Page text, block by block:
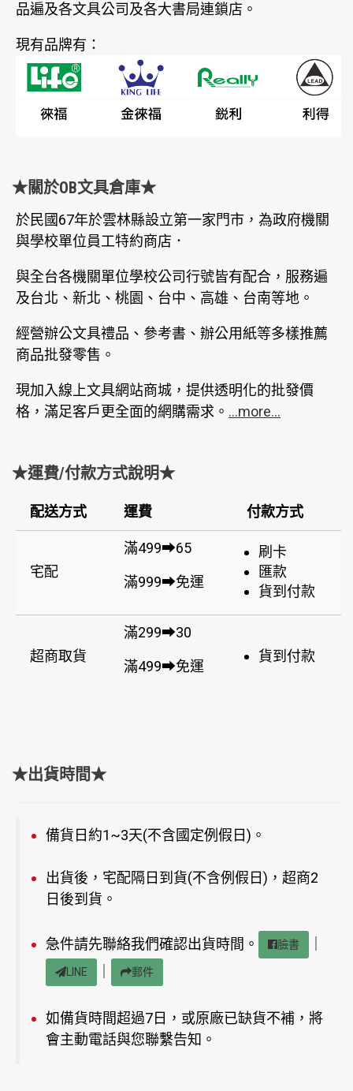
品遍及各文具公司及各大書局連鎖店。
現有品牌有：
★關於OB文具倉庫★
於民國67年於雲林縣設立第一家門市，為政府機關
與學校單位員工特約商店．
與全台各機關單位學校公司行號皆有配合，服務遍
及台北、新北、桃園、台中、高雄、台南等地。
經營辦公文具禮品、參考書、辦公用紙等多樣推薦
商品批發零售。
現加入線上文具網站商城，提供透明化的批發價
格，滿足客戶更全面的網購需求。 ...more...
★運費/付款方式說明★
配送方式 運費 付款方式
宅配
滿499➡65
滿999➡免運
刷卡
匯款
貨到付款
超商取貨
滿299➡30
滿499➡免運
貨到付款
★出貨時間★
備貨日約1~3天(不含國定例假日)。
出貨後，宅配隔日到貨(不含例假日)，超商2
日後到貨。
急件請先聯絡我們確認出貨時間。 臉書
LINE 郵件
如備貨時間超過7日，或原廠已缺貨不補，將
會主動電話與您聯繫告知。